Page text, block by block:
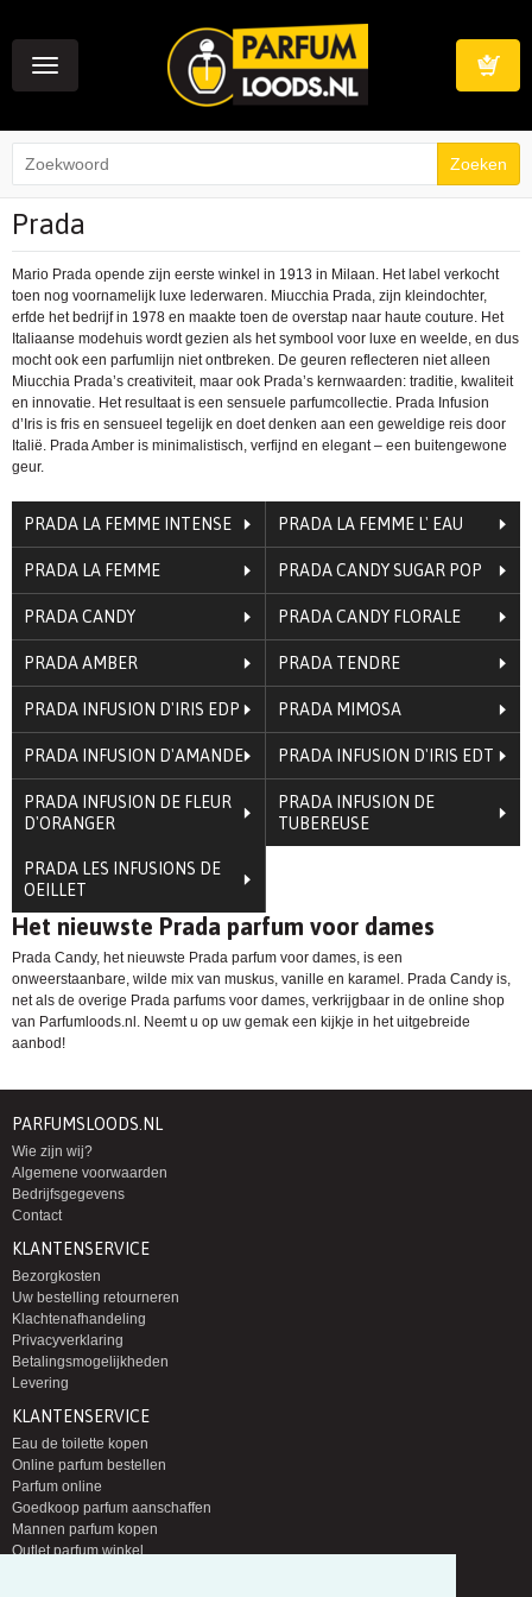
Toggle
navigation
Prada
Mario Prada opende zijn eerste winkel in 1913 in Milaan. Het label verkocht
toen nog voornamelijk luxe lederwaren. Miucchia Prada, zijn kleindochter,
erfde het bedrijf in 1978 en maakte toen de overstap naar haute couture. Het
Italiaanse modehuis wordt gezien als het symbool voor luxe en weelde, en dus
mocht ook een parfumlijn niet ontbreken. De geuren reflecteren niet alleen
Miucchia Prada’s creativiteit, maar ook Prada’s kernwaarden: traditie, kwaliteit
en innovatie. Het resultaat is een sensuele parfumcollectie. Prada Infusion
d’Iris is fris en sensueel tegelijk en doet denken aan een geweldige reis door
Italië. Prada Amber is minimalistisch, verfijnd en elegant – een buitengewone
geur.
PRADA LA FEMME INTENSE PRADA LA FEMME L' EAU
PRADA LA FEMME PRADA CANDY SUGAR POP
PRADA CANDY PRADA CANDY FLORALE
PRADA AMBER PRADA TENDRE
PRADA INFUSION D'IRIS EDP PRADA MIMOSA
PRADA INFUSION D'AMANDE PRADA INFUSION D'IRIS EDT
PRADA INFUSION DE FLEUR
D'ORANGER
PRADA INFUSION DE
TUBEREUSE
PRADA LES INFUSIONS DE
OEILLET
Het nieuwste Prada parfum voor dames
Prada Candy, het nieuwste Prada parfum voor dames, is een
onweerstaanbare, wilde mix van muskus, vanille en karamel. Prada Candy is,
net als de overige Prada parfums voor dames, verkrijgbaar in de online shop
van Parfumloods.nl. Neemt u op uw gemak een kijkje in het uitgebreide
aanbod!
PARFUMSLOODS.NL
Wie zijn wij?
Algemene voorwaarden
Bedrijfsgegevens
Contact
KLANTENSERVICE
Bezorgkosten
Uw bestelling retourneren
Klachtenafhandeling
Privacyverklaring
Betalingsmogelijkheden
Levering
KLANTENSERVICE
Eau de toilette kopen
Online parfum bestellen
Parfum online
Goedkoop parfum aanschaffen
Mannen parfum kopen
Outlet parfum winkel